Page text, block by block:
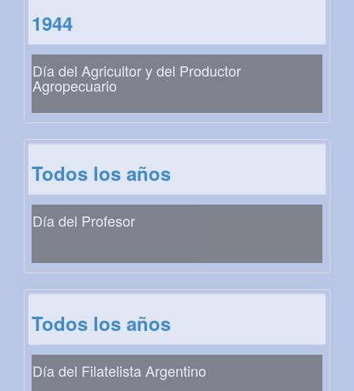
1944
Día del Agricultor y del Productor
Agropecuario
Todos los años
Día del Profesor
Todos los años
Día del Filatelista Argentino